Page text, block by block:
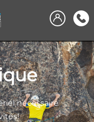
nécessaire